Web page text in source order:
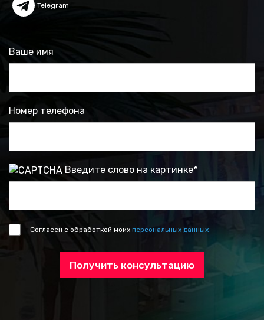
Telegram
Ваше имя
Номер телефона
Введите слово на картинке*
Согласен с обработкой моих персональных данных
Получить консультацию